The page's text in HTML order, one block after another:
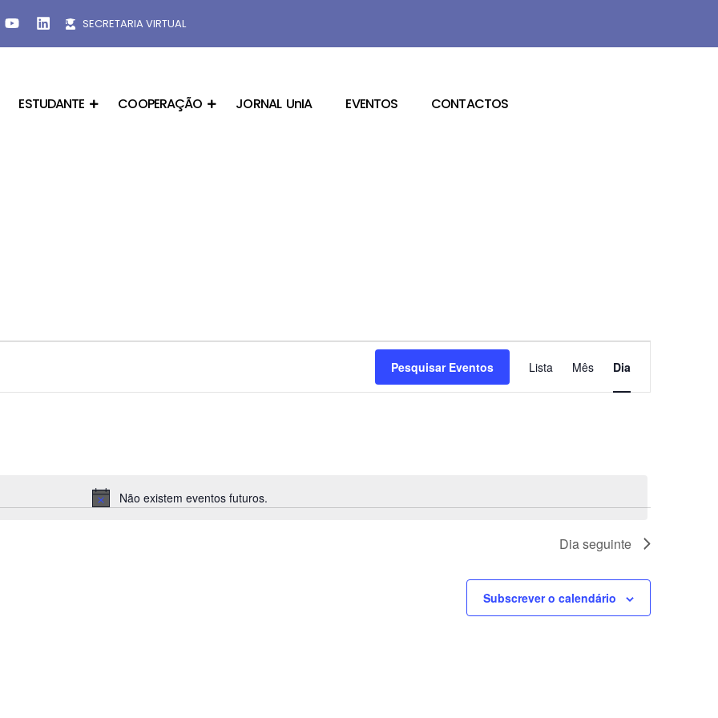
SECRETARIA VIRTUAL
ESTUDANTE COOPERAÇÃO JORNAL UnIA EVENTOS CONTACTOS
Aviso
Não existem eventos futuros.
Pesquisar Eventos
de
Lista Mês Dia
Dia seguinte
Subscrever o calendário